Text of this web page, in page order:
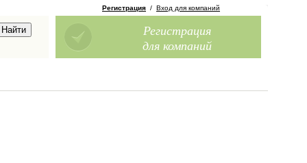
Регистрация / Вход для компаний
Регистрация
для компаний